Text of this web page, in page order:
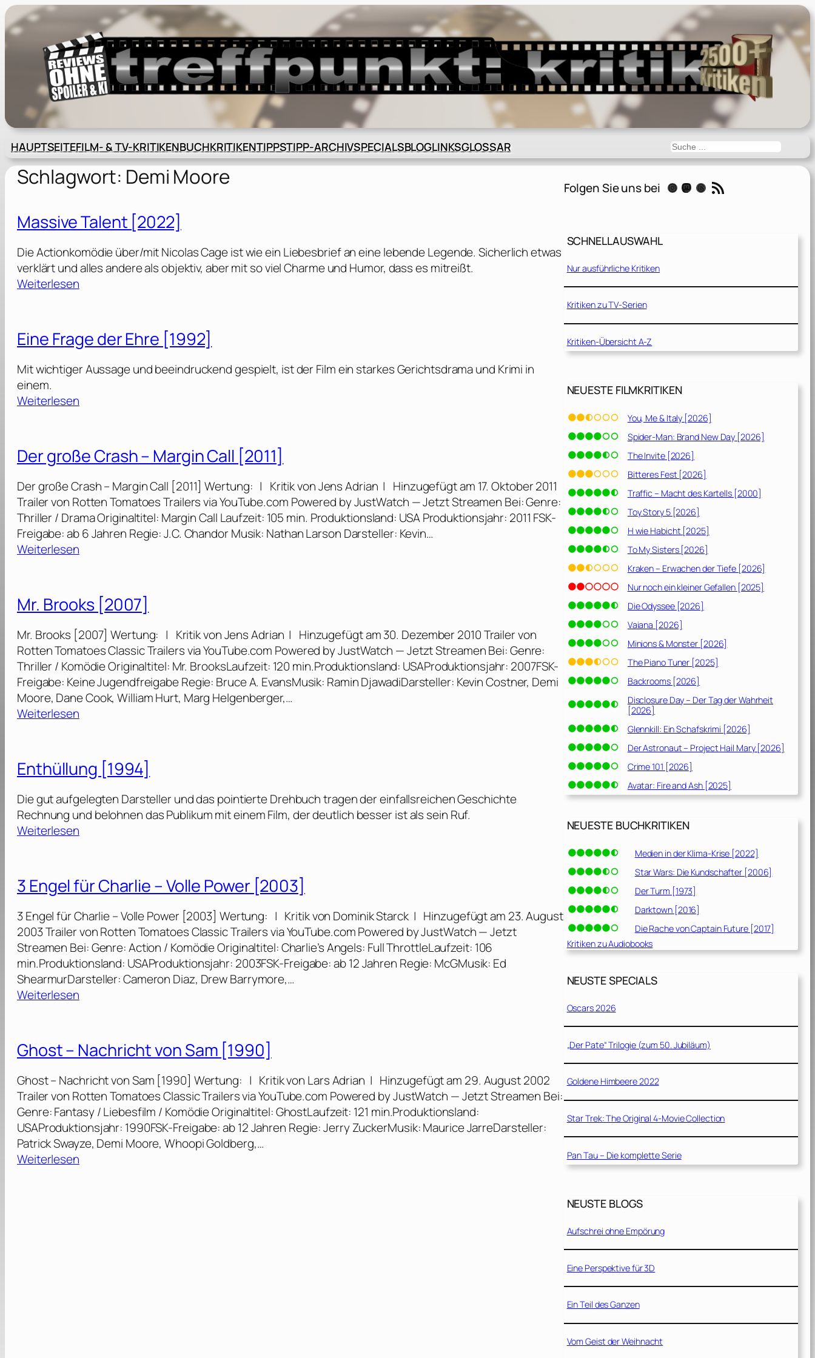
Zum
Inhalt
springen
HAUPTSEITEFILM- & TV-KRITIKENBUCHKRITIKENTIPPSTIPP-ARCHIVSPECIALSBLOGLINKSGLOSSAR Suchen
Schlagwort: Demi Moore
Massive Talent [2022]
Die Actionkomödie über/mit Nicolas Cage ist wie ein Liebesbrief an eine lebende Legende. Sicherlich etwas
verklärt und alles andere als objektiv, aber mit so viel Charme und Humor, dass es mitreißt.
Weiterlesen:
s
v
T
e
t
[
2
0
2
Eine Frage der Ehre [1992]
Mit wichtiger Aussage und beeindruckend gespielt, ist der Film ein starkes Gerichtsdrama und Krimi in
einem.
Weiterlesen:
n
e
r
a
g
e
d
E
r
e
[
1
9
9
Der große Crash – Margin Call [2011]
Der große Crash – Margin Call [2011] Wertung: | Kritik von Jens Adrian | Hinzugefügt am 17. Oktober 2011
Trailer von Rotten Tomatoes Trailers via YouTube.com Powered by JustWatch — Jetzt Streamen Bei: Genre:
Thriller / Drama Originaltitel: Margin Call Laufzeit: 105 min. Produktionsland: USA Produktionsjahr: 2011 FSK-
Freigabe: ab 6 Jahren Regie: J.C. Chandor Musik: Nathan Larson Darsteller: Kevin…
Weiterlesen:
r
g
r
o
ß
e
C
r
a
–
a
r
g
C
a
l
l
[
2
0
1
Mr. Brooks [2007]
Mr. Brooks [2007] Wertung: | Kritik von Jens Adrian | Hinzugefügt am 30. Dezember 2010 Trailer von
Rotten Tomatoes Classic Trailers via YouTube.com Powered by JustWatch — Jetzt Streamen Bei: Genre:
Thriller / Komödie Originaltitel: Mr. BrooksLaufzeit: 120 min.Produktionsland: USAProduktionsjahr: 2007FSK-
Freigabe: Keine Jugendfreigabe Regie: Bruce A. EvansMusik: Ramin DjawadiDarsteller: Kevin Costner, Demi
Moore, Dane Cook, William Hurt, Marg Helgenberger,…
Weiterlesen:
B
o
o
k
2
0
7
]
Enthüllung [1994]
Die gut aufgelegten Darsteller und das pointierte Drehbuch tragen der einfallsreichen Geschichte
Rechnung und belohnen das Publikum mit einem Film, der deutlich besser ist als sein Ruf.
Weiterlesen:
t
h
ü
l
u
n
g
[
9
]
3 Engel für Charlie – Volle Power [2003]
3 Engel für Charlie – Volle Power [2003] Wertung: | Kritik von Dominik Starck | Hinzugefügt am 23. August
2003 Trailer von Rotten Tomatoes Classic Trailers via YouTube.com Powered by JustWatch — Jetzt
Streamen Bei: Genre: Action / Komödie Originaltitel: Charlie’s Angels: Full ThrottleLaufzeit: 106
min.Produktionsland: USAProduktionsjahr: 2003FSK-Freigabe: ab 12 Jahren Regie: McGMusik: Ed
ShearmurDarsteller: Cameron Diaz, Drew Barrymore,…
Weiterlesen:
n
g
e
l
f
ü
r
C
h
Ghost – Nachricht von Sam [1990]
Ghost – Nachricht von Sam [1990] Wertung: | Kritik von Lars Adrian | Hinzugefügt am 29. August 2002
Trailer von Rotten Tomatoes Classic Trailers via YouTube.com Powered by JustWatch — Jetzt Streamen Bei:
Genre: Fantasy / Liebesfilm / Komödie Originaltitel: GhostLaufzeit: 121 min.Produktionsland:
USAProduktionsjahr: 1990FSK-Freigabe: ab 12 Jahren Regie: Jerry ZuckerMusik: Maurice JarreDarsteller:
Patrick Swayze, Demi Moore, Whoopi Goldberg,…
Weiterlesen:
Folgen Sie uns bei Instagram Mastodon Threads RSS-Feed
SCHNELLAUSWAHL
Nur ausführliche Kritiken
Kritiken zu TV-Serien
Kritiken-Übersicht A-Z
NEUESTE FILMKRITIKEN
You, Me & Italy [2026]
Spider-Man: Brand New Day [2026]
The Invite [2026]
Bitteres Fest [2026]
Traffic – Macht des Kartells [2000]
Toy Story 5 [2026]
H wie Habicht [2025]
To My Sisters [2026]
Kraken – Erwachen der Tiefe [2026]
Nur noch ein kleiner Gefallen [2025]
Die Odyssee [2026]
Vaiana [2026]
Minions & Monster [2026]
The Piano Tuner [2025]
Backrooms [2026]
Disclosure Day – Der Tag der Wahrheit
[2026]
Glennkill: Ein Schafskrimi [2026]
Der Astronaut – Project Hail Mary [2026]
Crime 101 [2026]
Avatar: Fire and Ash [2025]
NEUESTE BUCHKRITIKEN
Medien in der Klima-Krise [2022]
Star Wars: Die Kundschafter [2006]
Der Turm [1973]
Darktown [2016]
Die Rache von Captain Future [2017]
Kritiken zu Audiobooks
NEUSTE SPECIALS
Oscars 2026
„Der Pate“ Trilogie (zum 50. Jubiläum)
Goldene Himbeere 2022
Star Trek: The Original 4-Movie Collection
Pan Tau – Die komplette Serie
NEUSTE BLOGS
Aufschrei ohne Empörung
Eine Perspektive für 3D
Ein Teil des Ganzen
Vom Geist der Weihnacht